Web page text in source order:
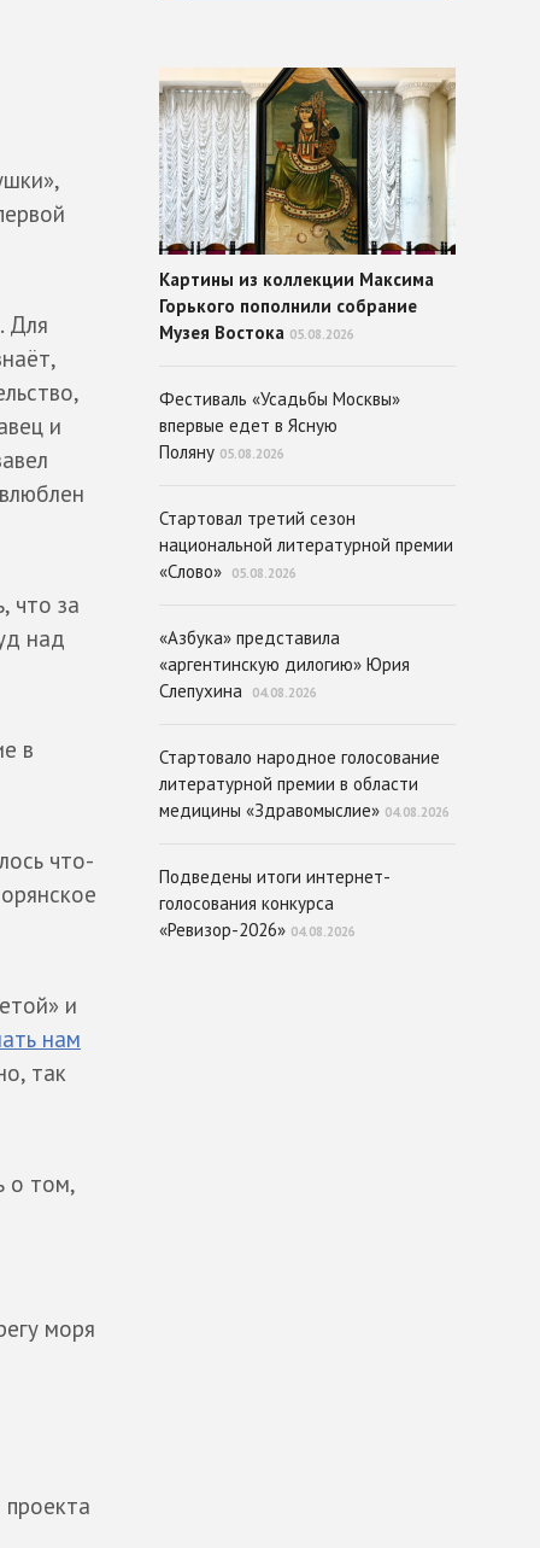
Для
и
что за
над
в
что-
и
нам
так
о том,
моря
проекта
Картины из коллекции Максима
Горького пополнили собрание
Музея Востока 05.08.2026
Фестиваль «Усадьбы Москвы»
впервые едет в Ясную
Поляну 05.08.2026
Стартовал третий сезон
национальной литературной премии
«Слово»
05.08.2026
«Азбука» представила
«аргентинскую дилогию» Юрия
Слепухина
04.08.2026
Стартовало народное голосование
литературной премии в области
медицины «Здравомыслие» 04.08.2026
Подведены итоги интернет-
голосования конкурса
«Ревизор-2026» 04.08.2026